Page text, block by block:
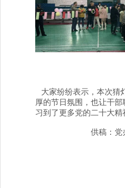
大家纷纷表示，本次猜
厚的节日氛围，也让干
习到了更多党的二十大精
供稿：党办